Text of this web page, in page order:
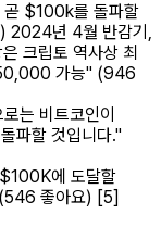
곧 $100k를 돌파할
2024년 4월 반감기,
크립토 역사상 최
가능" (946
는 비트코인이
파할 것입니다."
에 도달할
(546 좋아요) [5]